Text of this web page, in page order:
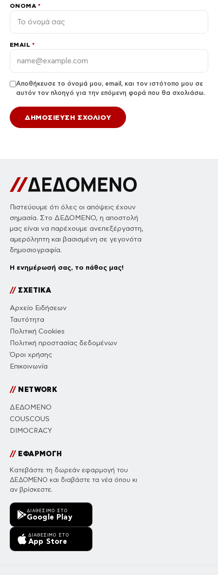
ΌΝΟΜΑ *
EMAIL *
Αποθήκευσε το όνομά μου, email, και τον ιστότοπο μου σε
αυτόν τον πλοηγό για την επόμενη φορά που θα σχολιάσω.
Πιστεύουμε ότι όλες οι απόψεις έχουν
σημασία. Στο ΔΕΔΟΜΕΝΟ, η αποστολή
μας είναι να παρέχουμε ανεπεξέργαστη,
αμερόληπτη και βασισμένη σε γεγονότα
δημοσιογραφία.
Η ενημέρωσή σας, το πάθος μας!
//ΣΧΕΤΙΚΑ
Αρχείο Ειδήσεων
Ταυτότητα
Πολιτική Cookies
Πολιτική προστασίας δεδομένων
Όροι χρήσης
Επικοινωνία
//NETWORK
ΔΕΔΟΜΕΝΟ
COUSCOUS
DIMOCRACY
//ΕΦΑΡΜΟΓΗ
Κατεβάστε τη δωρεάν εφαρμογή του
ΔΕΔΟΜΕΝΟ και διαβάστε τα νέα όπου κι
αν βρίσκεστε.
ΔΙΑΘΈΣΙΜΟ ΣΤΟ
Google Play
ΔΙΑΘΈΣΙΜΟ ΣΤΟ
App Store